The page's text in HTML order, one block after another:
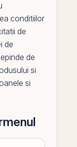
conditiilor
de
de
de
si
si